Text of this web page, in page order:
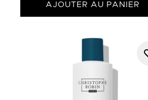
AJOUTER AU PANIER